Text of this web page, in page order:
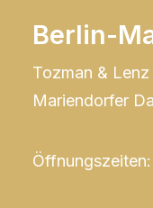
Berlin-
Tozman & Lenz
Mariendorfer
Öffnungszeiten: